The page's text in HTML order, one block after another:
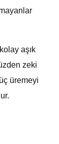
aşık
zeki
üremeyi